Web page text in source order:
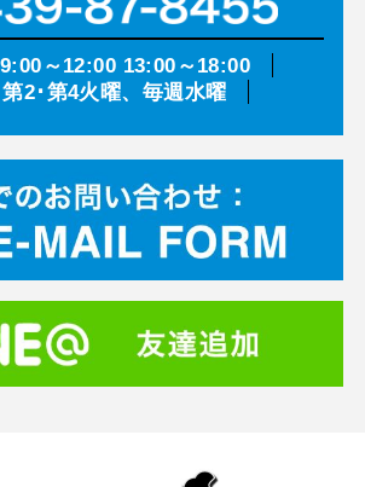
9:00～12:00 13:00～18:00
第2･第4火曜、毎週水曜